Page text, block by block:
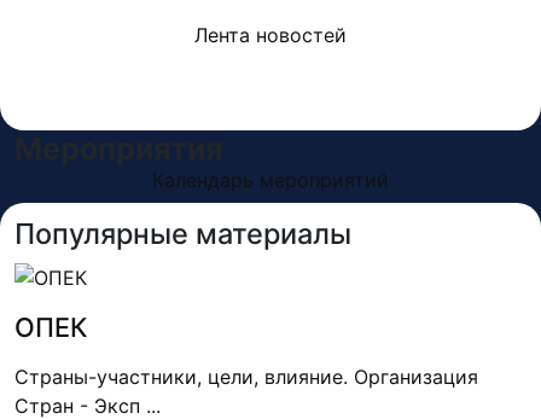
Лента новостей
Календарь мероприятий
Популярные материалы
ОПЕК
Страны-участники, цели, влияние. Организация
Стран - Эксп ...